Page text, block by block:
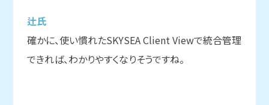
辻氏
確かに、使い慣れたSKYSEA Client Viewで統合管理
できれば、わかりやすくなりそうですね。